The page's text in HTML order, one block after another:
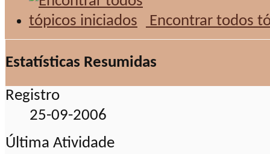
Encontrar todos
Estatísticas Resumidas
Registro
25-09-2006
Última Atividade